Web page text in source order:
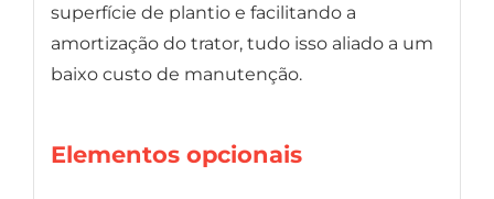
superfície de plantio e facilitando a
amortização do trator, tudo isso aliado a um
baixo custo de manutenção.
Elementos opcionais